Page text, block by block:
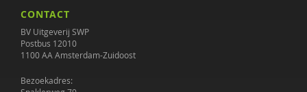
Diana Roeg
DIEKE ROODBEEN
CONTACT
BV Uitgeverij SWP
Postbus 12010
1100 AA Amsterdam-Zuidoost
Bezoekadres: